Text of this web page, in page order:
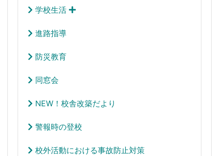
学校生活
進路指導
防災教育
同窓会
NEW！校舎改築だより
警報時の登校
校外活動における事故防止対策